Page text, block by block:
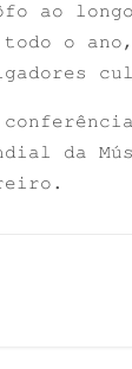
ao
o ano,
da